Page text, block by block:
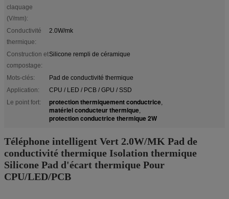
claquage
(V/mm):
Conductivité
thermique:
2.0W/mk
Construction et
compostage:
Silicone rempli de céramique
Mots-clés:
Pad de conductivité thermique
Application:
CPU / LED / PCB / GPU / SSD
Le point fort:
protection thermiquement conductrice,
matériel conducteur thermique,
protection conductrice thermique 2W
Téléphone intelligent Vert 2.0W/MK Pad de
conductivité thermique Isolation thermique
Silicone Pad d'écart thermique Pour
CPU/LED/PCB